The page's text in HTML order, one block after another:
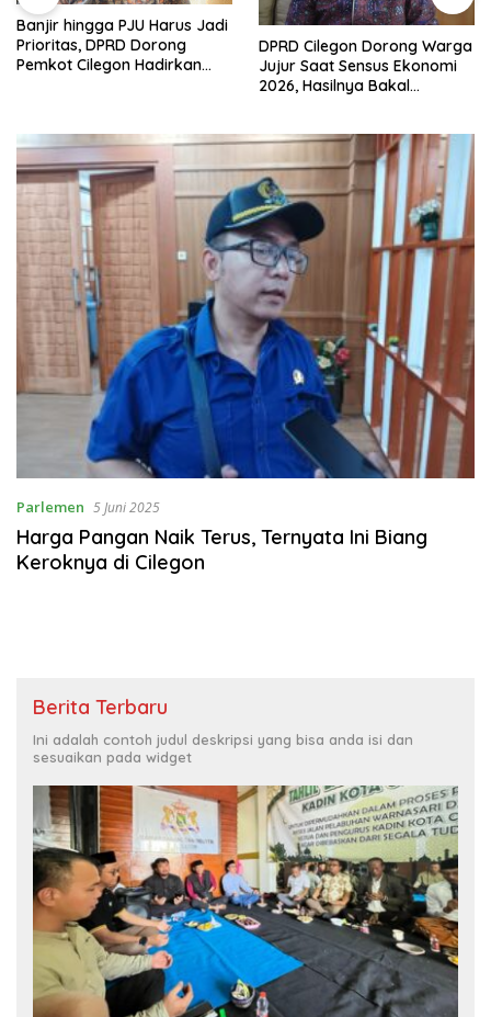
Banjir hingga PJU Harus Jadi
Prioritas, DPRD Dorong
Pemkot Cilegon Hadirkan
DPRD Cilegon Dorong Warga
Jujur Saat Sensus Ekonomi
2026, Hasilnya Bakal
Parlemen 5 Juni 2025
Harga Pangan Naik Terus, Ternyata Ini Biang
Keroknya di Cilegon
Berita Terbaru
Ini adalah contoh judul deskripsi yang bisa anda isi dan
sesuaikan pada widget